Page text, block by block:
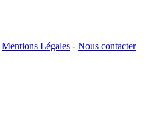
Mentions Légales - Nous contacter